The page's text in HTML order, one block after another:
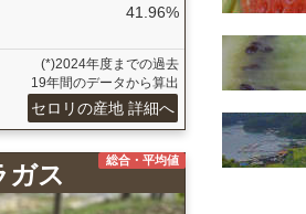
41.96%
(*)2024年度までの過去
19年間のデータから算出
セロリの産地 詳細へ
総合・平均値
ガス